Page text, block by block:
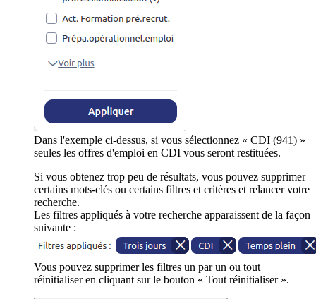
Dans l'exemple ci-dessus, si vous sélectionnez « CDI (941) »
seules les offres d'emploi en CDI vous seront restituées.
Si vous obtenez trop peu de résultats, vous pouvez supprimer
certains mots-clés ou certains filtres et critères et relancer votre
recherche.
Les filtres appliqués à votre recherche apparaissent de la façon
suivante :
Vous pouvez supprimer les filtres un par un ou tout
réinitialiser en cliquant sur le bouton « Tout réinitialiser ».